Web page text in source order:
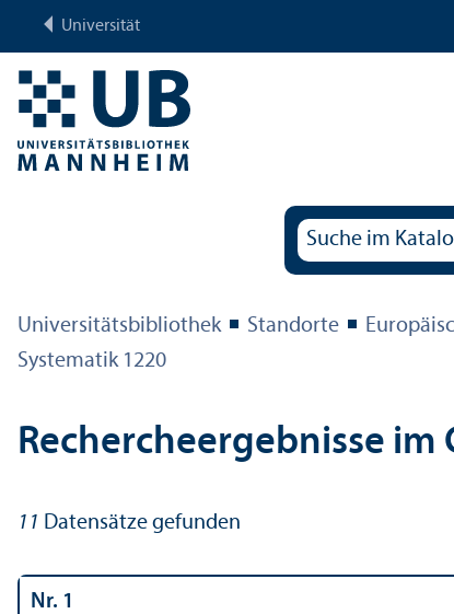
Universität
Universitäts­bibliothek Standorte
Systematik 1220
Rechercheergebnisse im
11 Datensätze gefunden
Nr. 1